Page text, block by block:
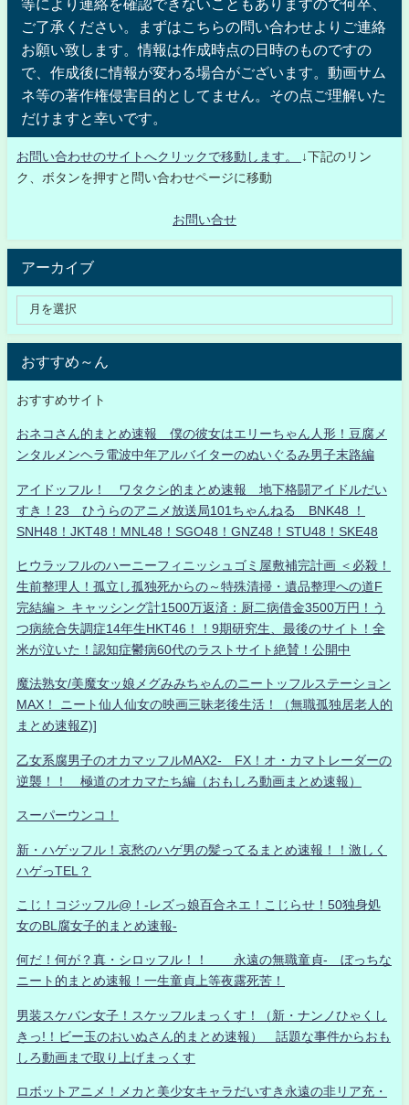
等により連絡を確認できないこともありますので何卒、
ご了承ください。まずはこちらの問い合わせよりご連絡
お願い致します。情報は作成時点の日時のものですの
で、作成後に情報が変わる場合がございます。動画サム
ネ等の著作権侵害目的としてません。その点ご理解いた
だけますと幸いです。
お問い合わせのサイトへクリックで移動します。
↓下記のリン
ク、ボタンを押すと問い合わせページに移動
お問い合せ
アーカイブ
おすすめ～ん
おすすめサイト
おネコさん的まとめ速報 僕の彼女はエリーちゃん人形！豆腐メ
ンタルメンヘラ電波中年アルバイターのぬいぐるみ男子末路編
アイドッフル！ ワタクシ的まとめ速報 地下格闘アイドルだい
すき！23 ひうらのアニメ放送局101ちゃんねる BNK48 ！
SNH48！JKT48！MNL48！SGO48！GNZ48！STU48！SKE48
ヒウラッフルのハーニーフィニッシュゴミ屋敷補完計画 ＜必殺！
生前整理人！孤立し孤独死からの～特殊清掃・遺品整理への道F
完結編＞ キャッシング計1500万返済：厨二病借金3500万円！う
つ病統合失調症14年生HKT46！！9期研究生、最後のサイト！全
米が泣いた！認知症鬱病60代のラストサイト絶賛！公開中
魔法熟女/美魔女ッ娘メグみみちゃんのニートッフルステーション
MAX！ ニート仙人仙女の映画三昧老後生活！（無職孤独居老人的
まとめ速報Z)]
乙女系腐男子のオカマッフルMAX2- FX！オ・カマトレーダーの
逆襲！！ 極道のオカマたち編（おもしろ動画まとめ速報）
スーパーウンコ！
新・ハゲッフル！哀愁のハゲ男の髪ってるまとめ速報！！激しく
ハゲっTEL？
こじ！コジッフル@！-レズっ娘百合ネエ！こじらせ！50独身処
女のBL腐女子的まとめ速報-
何だ！何が？真・シロッフル！！ 永遠の無職童貞- ぼっちな
ニート的まとめ速報！一生童貞上等夜露死苦！
男装スケバン女子！スケッフルまっくす！（新・ナンノひゃくし
きっ!！ビー玉のおいぬさん的まとめ速報） 話題な事件からおも
しろ動画まで取り上げまっくす
ロボットアニメ！メカと美少女キャラだいすき永遠の非リア充・